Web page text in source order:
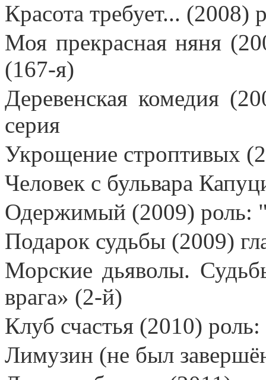
Красота требует...
Моя прекрасная няня
(167-я)
Деревенская комедия
серия
Укрощение строптивых
Человек с бульвара
Одержимый (2009) роль:
Подарок судьбы (2009)
Морские дьяволы.
врага» (2-й)
Клуб счастья (2010)
Лимузин (не был